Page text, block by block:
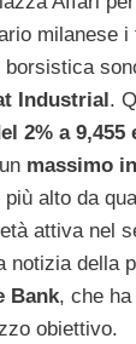
milanese
Industrial .
2% a 9,455
massimo
alto da
attiva nel
notizia della
Bank, che
obiettivo.